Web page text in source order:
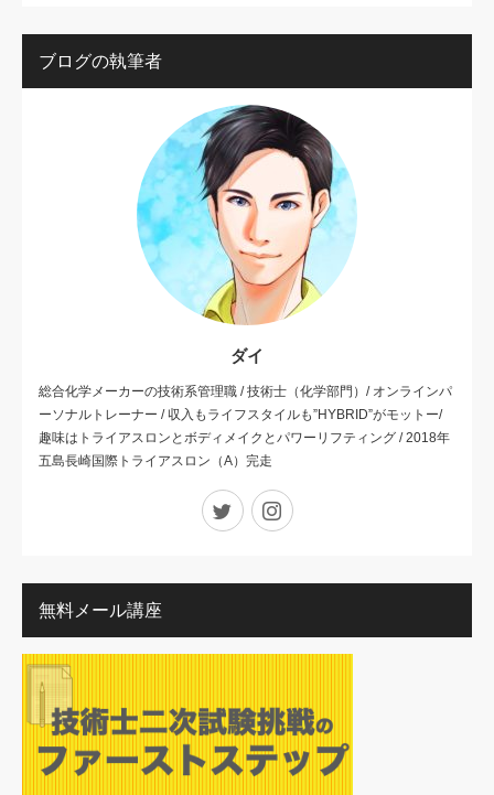
ブログの執筆者
ダイ
総合化学メーカーの技術系管理職 / 技術士（化学部門）/ オンラインパ
ーソナルトレーナー / 収入もライフスタイルも”HYBRID”がモットー/
趣味はトライアスロンとボディメイクとパワーリフティング / 2018年
五島長崎国際トライアスロン（A）完走
Twitter Instagram
無料メール講座